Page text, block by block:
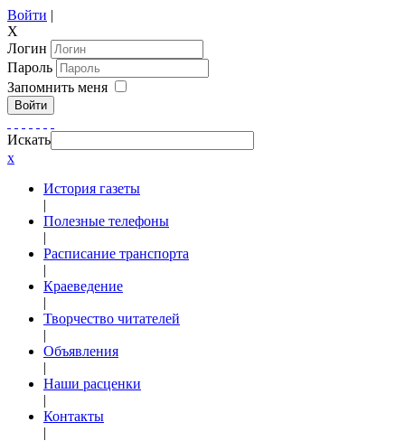
Войти |
X
Логин
Пароль
Запомнить меня
Войти
Искать
x
История газеты
|
Полезные телефоны
|
Расписание транспорта
|
Краеведение
|
Творчество читателей
|
Объявления
|
Наши расценки
|
Контакты
|